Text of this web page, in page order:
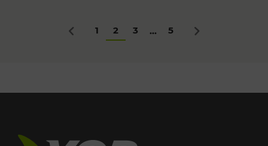
Zurück
1 2 3 ... 5 Nächstes